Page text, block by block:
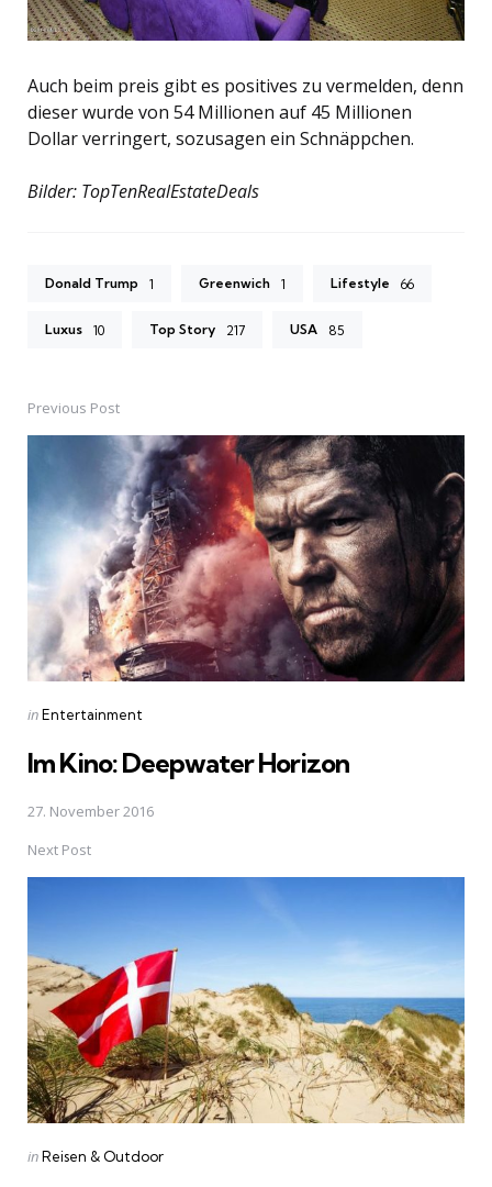
Auch beim preis gibt es positives zu vermelden, denn
dieser wurde von 54 Millionen auf 45 Millionen
Dollar verringert, sozusagen ein Schnäppchen.
Bilder: TopTenRealEstateDeals
Donald Trump 1 Greenwich 1 Lifestyle 66
Luxus 10 Top Story 217 USA 85
Post
navigation
Previous Post
Posted
inEntertainment
Im Kino: Deepwater Horizon
27. November 2016
Next Post
Posted
inReisen & Outdoor